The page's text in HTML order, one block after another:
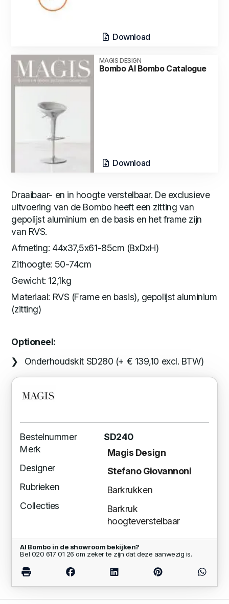
Download
MAGIS DESIGN
Bombo Al Bombo Catalogue
Download
Draaibaar- en in hoogte verstelbaar. De exclusieve
uitvoering van de Bombo heeft een zitting van
gepolijst aluminium en de basis en het frame zijn
van RVS.
Afmeting: 44x37,5x61-85cm (BxDxH)
Zithoogte: 50-74cm
Gewicht: 12,1kg
Materiaal: RVS (Frame en basis), gepolijst aluminium
(zitting)
Optioneel:
Onderhoudskit SD280 (+ € 139,10 excl. BTW)
Bestelnummer
SD240
Merk
Magis Design
Designer
Stefano Giovannoni
Rubrieken
Barkrukken
Collecties
Barkruk
hoogteverstelbaar
Al Bombo in de showroom bekijken?
Bel 020 617 01 26 om zeker te zijn dat deze aanwezig is.